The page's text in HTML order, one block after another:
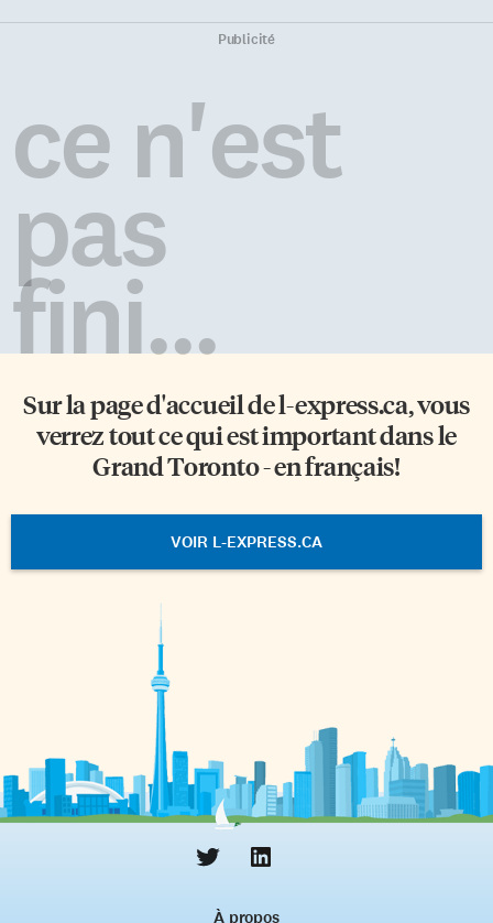
Publicité
ce n'est
pas
fini...
Sur la page d'accueil del-express.ca, vous
verrez tout ce qui est important dans le
Grand Toronto - en français!
VOIR L-EXPRESS.CA
À propos